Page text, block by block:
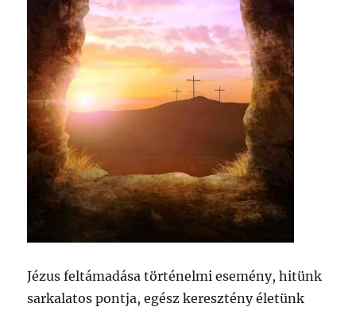
Jézus feltámadása történelmi esemény, hitünk
sarkalatos pontja, egész keresztény életünk